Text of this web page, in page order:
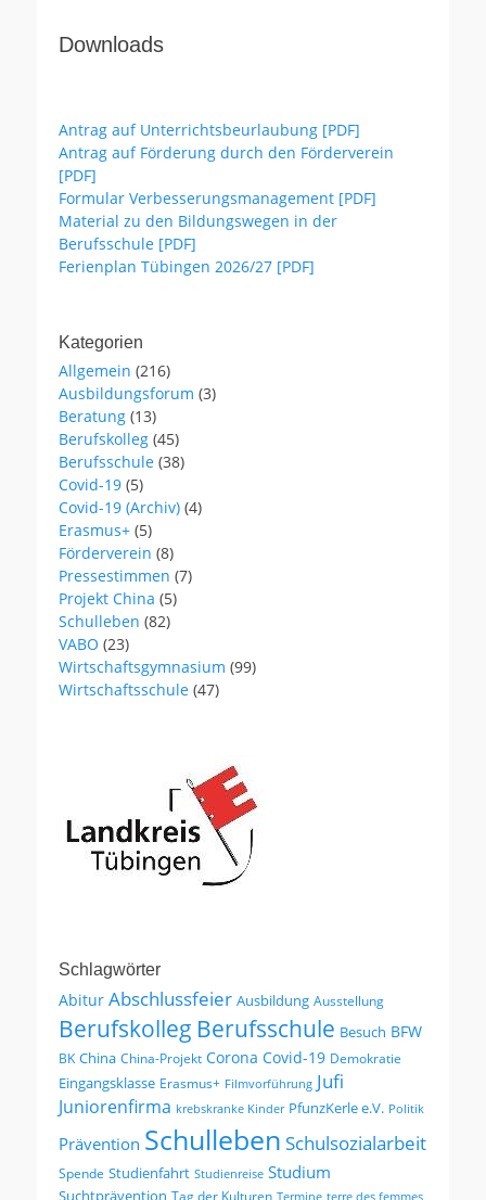
Downloads
Antrag auf Unterrichtsbeurlaubung [PDF]
Antrag auf Förderung durch den Förderverein
[PDF]
Formular Verbesserungsmanagement [PDF]
Material zu den Bildungswegen in der
Berufsschule [PDF]
Ferienplan Tübingen 2026/27 [PDF]
Kategorien
Allgemein (216)
Ausbildungsforum (3)
Beratung (13)
Berufskolleg (45)
Berufsschule (38)
Covid-19 (5)
Covid-19 (Archiv) (4)
Erasmus+ (5)
Förderverein (8)
Pressestimmen (7)
Projekt China (5)
Schulleben (82)
VABO (23)
Wirtschaftsgymnasium (99)
Wirtschaftsschule (47)
Schlagwörter
Abitur Abschlussfeier Ausbildung Ausstellung
Berufskolleg Berufsschule Besuch BFW
BK China China-Projekt Corona Covid-19 Demokratie
Eingangsklasse Erasmus+ Filmvorführung Jufi
Juniorenfirma krebskranke Kinder PfunzKerle e.V. Politik
Prävention Schulleben Schulsozialarbeit
Spende Studienfahrt Studienreise Studium
Suchtprävention